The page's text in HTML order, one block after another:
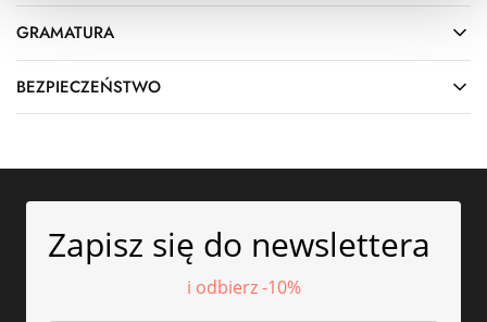
GRAMATURA
BEZPIECZEŃSTWO
Zapisz się do newslettera
i odbierz -10%